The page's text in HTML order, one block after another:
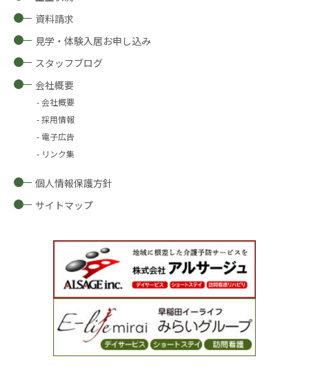
資料請求
見学・体験入居お申し込み
スタッフブログ
会社概要
会社概要
採用情報
電子広告
リンク集
個人情報保護方針
サイトマップ